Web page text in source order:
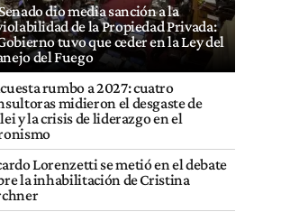
dio media sanción a la
de la Propiedad Privada:
tuvo que ceder en la Ley del
del Fuego
rumbo a 2027: cuatro
midieron el desgaste de
y la crisis de liderazgo en el
Lorenzetti se metió en el debate
la inhabilitación de Cristina